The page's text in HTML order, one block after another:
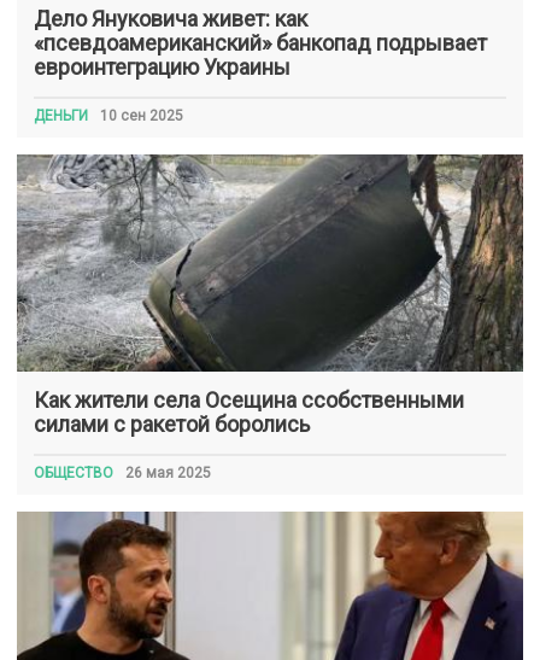
Дело Януковича живет: как
«псевдоамериканский» банкопад подрывает
евроинтеграцию Украины
ДЕНЬГИ 10 сен 2025
Как жители села Осещина ссобственными
силами с ракетой боролись
ОБЩЕСТВО 26 мая 2025